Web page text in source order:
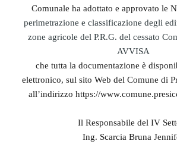
Comunale ha adottato e approvato le
perimetrazione e classificazione degli
zone agricole del P.R.G. del cessato
AVVISA
che tutta la documentazione è
elettronico, sul sito Web del Comune di
all’indirizzo https://
Il Responsabile del IV
Ing. Scarcia Bruna